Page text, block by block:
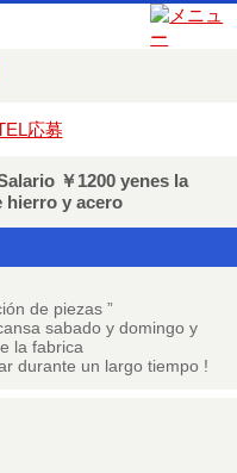
￥1200 yenes la
hierro y acero
de piezas ”
sabado y domingo y
la fabrica
durante un largo tiempo !